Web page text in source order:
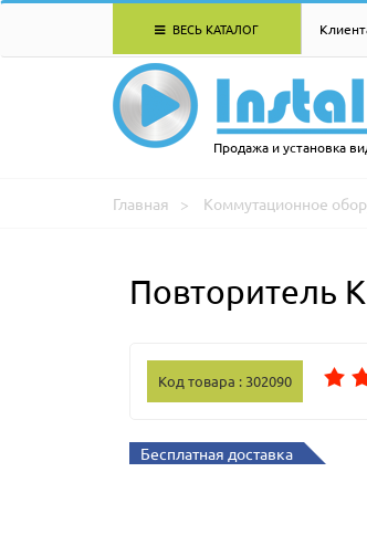
ВЕСЬ КАТАЛОГ
Продажа и установка
Главная Коммутационное
Повторитель
Код товара : 302090
Бесплатная доставка